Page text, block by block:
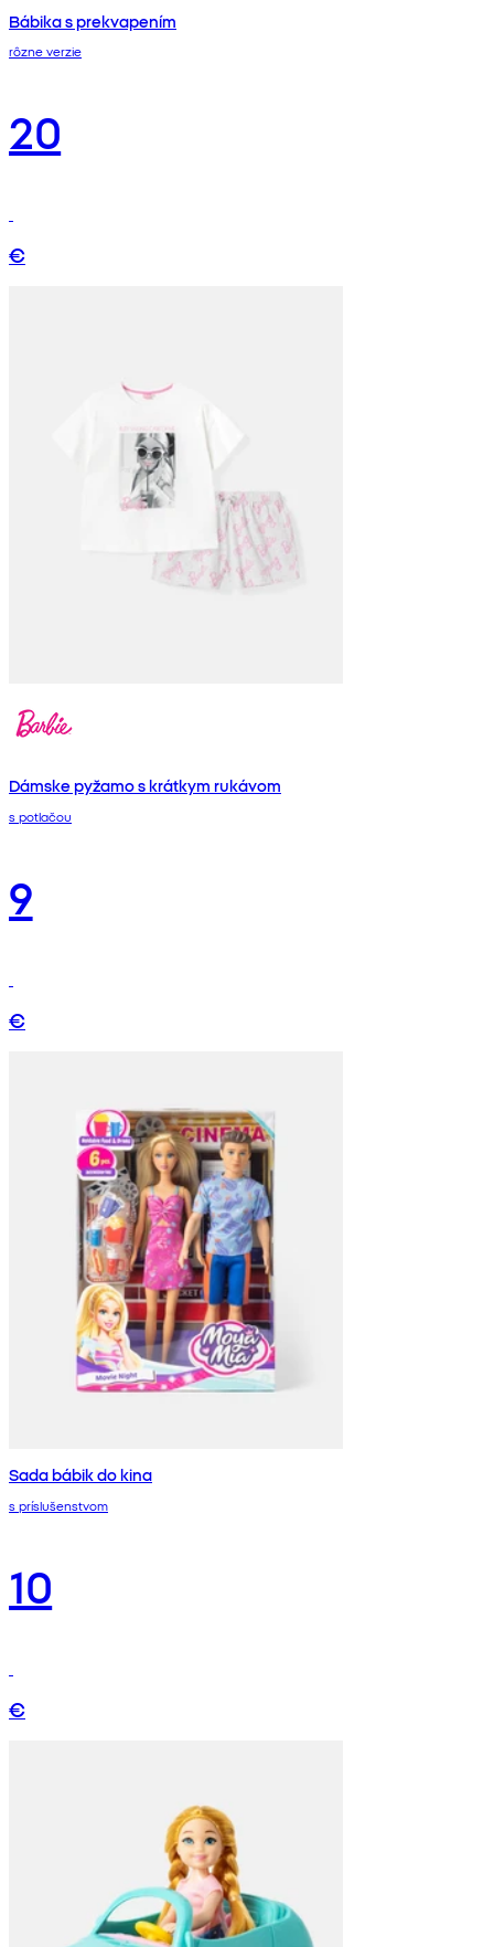
Bábika s prekvapením
rôzne verzie
20
€
Dámske pyžamo s krátkym rukávom
s potlačou
9
€
Sada bábik do kina
s príslušenstvom
10
€